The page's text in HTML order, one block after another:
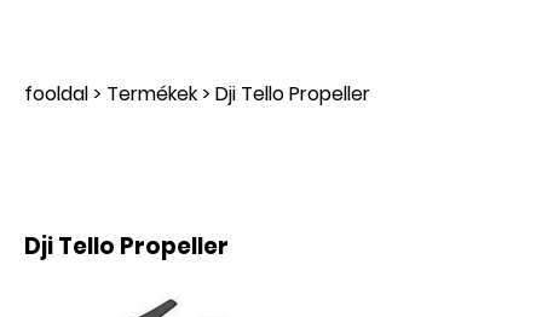
fooldal> Termékek> Dji Tello Propeller
Dji Tello Propeller